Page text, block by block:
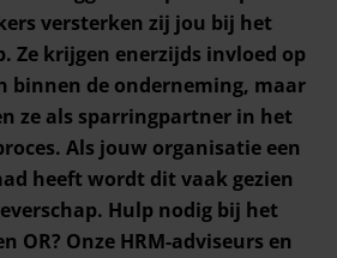
versterken zij jou bij het
Ze krijgen enerzijds invloed op
binnen de onderneming, maar
ze als sparringpartner in het
Als jouw organisatie een
heeft wordt dit vaak gezien
Hulp nodig bij het
OR? Onze HRM-adviseurs en